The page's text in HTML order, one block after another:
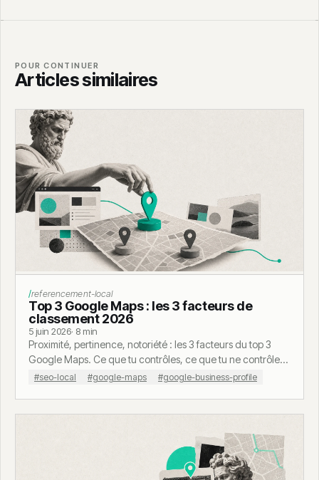
POUR CONTINUER
Articles similaires
referencement-local
Top 3 Google Maps : les 3 facteurs de
classement 2026
5 juin 2026· 8 min
Proximité, pertinence, notoriété : les 3 facteurs du top 3
Google Maps. Ce que tu contrôles, ce que tu ne contrôles
pas, plan d'action en 90 jours.
#seo-local #google-maps #google-business-profile